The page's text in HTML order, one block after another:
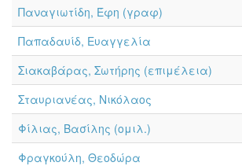
Παναγιωτίδη, Έφη (γραφ)
Παπαδαυίδ, Ευαγγελία
Σιακαβάρας, Σωτήρης (επιμέλεια)
Σταυριανέας, Νικόλαος
Φίλιας, Βασίλης (ομιλ.)
Φραγκούλη, Θεοδώρα